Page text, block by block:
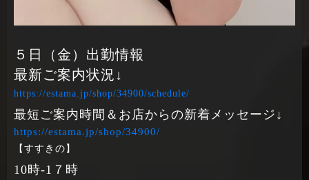
５日（金）出勤情報
最新ご案内状況↓
https://estama.jp/shop/34900/schedule/
最短ご案内時間＆お店からの新着メッセージ↓
https://estama.jp/shop/34900/
【すすきの】
10時‐1７時